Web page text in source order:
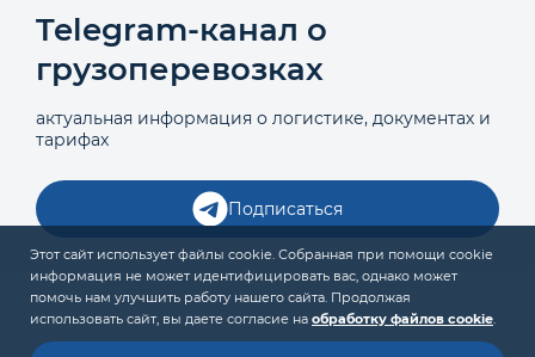
Telegram‑канал о
грузоперевозках
актуальная информация о логистике, документах и
тарифах
Подписаться
Этот сайт использует файлы cookie. Собранная при помощи cookie
информация не может идентифицировать вас, однако может
помочь нам улучшить работу нашего сайта. Продолжая
использовать сайт, вы даете согласие на обработку файлов cookie.